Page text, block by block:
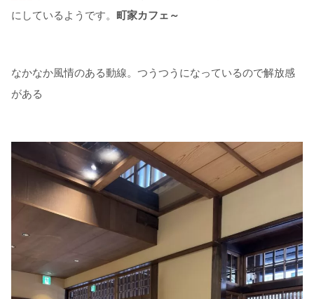
にしているようです。 町家カフェ～
なかなか風情のある動線。つうつうになっているので解放感
がある